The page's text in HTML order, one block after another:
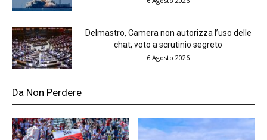
Delmastro, Camera non autorizza l’uso delle
chat, voto a scrutinio segreto
6 Agosto 2026
Da Non Perdere